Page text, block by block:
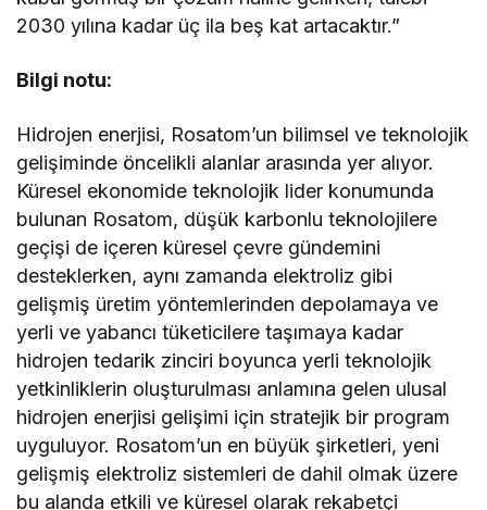
2030 yılına kadar üç ila beş kat artacaktır.”
Bilgi notu:
Hidrojen enerjisi, Rosatom’un bilimsel ve teknolojik
gelişiminde öncelikli alanlar arasında yer alıyor.
Küresel ekonomide teknolojik lider konumunda
bulunan Rosatom, düşük karbonlu teknolojilere
geçişi de içeren küresel çevre gündemini
desteklerken, aynı zamanda elektroliz gibi
gelişmiş üretim yöntemlerinden depolamaya ve
yerli ve yabancı tüketicilere taşımaya kadar
hidrojen tedarik zinciri boyunca yerli teknolojik
yetkinliklerin oluşturulması anlamına gelen ulusal
hidrojen enerjisi gelişimi için stratejik bir program
uyguluyor. Rosatom’un en büyük şirketleri, yeni
gelişmiş elektroliz sistemleri de dahil olmak üzere
bu alanda etkili ve küresel olarak rekabetçi